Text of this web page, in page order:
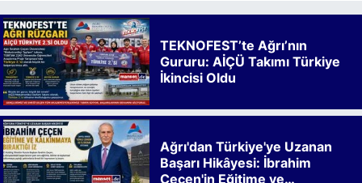
TEKNOFEST’te Ağrı’nın
Gururu: AİÇÜ Takımı Türkiye
İkincisi Oldu
Ağrı'dan Türkiye'ye Uzanan
Başarı Hikâyesi: İbrahim
Çeçen'in Eğitime ve